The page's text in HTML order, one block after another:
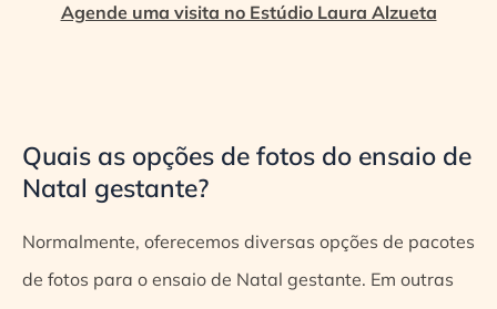
Agende uma visita no Estúdio Laura Alzueta
Quais as opções de fotos do ensaio de
Natal gestante?
Normalmente, oferecemos diversas opções de pacotes
de fotos para o ensaio de Natal gestante. Em outras